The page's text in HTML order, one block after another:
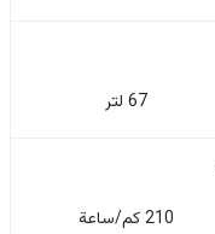
67 لتر
210 كم/ساعة